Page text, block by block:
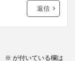
返信
※ が付いている欄は